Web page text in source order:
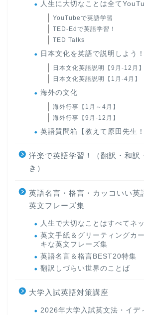
人生に大切なことは全て
YouTubeで英語学習
TED-Edで英語学習！
TED Talks
日本文化を英語で説明しよう！
日本文化英語説明【9月-12月】
日本文化英語説明【1月-4月】
海外の文化
海外行事【1月～4月】
海外行事【9月-12月】
英語質問箱【教えて原田先生！
洋楽で英語学習！（翻訳・和訳
き）
英語名言・格言・カッコいい英
英文フレーズ集
人生で大切なことはすべてネ
英文手紙＆グリーティングカ
キな英文フレーズ集
英語名言＆格言BEST20特集
翻訳しづらい世界のことば
大学入試英語対策講座
2026年大学入試英文法・イデ